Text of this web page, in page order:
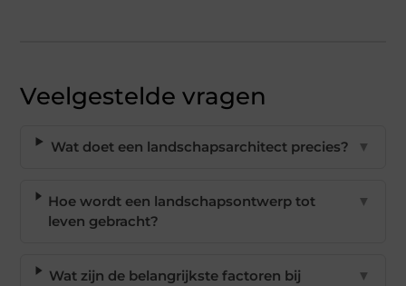
Veelgestelde vragen
Wat doet een landschapsarchitect precies? ▼
Hoe wordt een landschapsontwerp tot
leven gebracht?
▼
Wat zijn de belangrijkste factoren bij
▼